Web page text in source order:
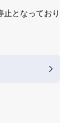
となっており